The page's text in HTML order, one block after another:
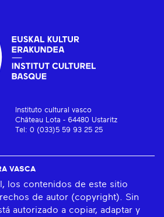
Instituto cultural vasco
Château Lota - 64480 Ustaritz
Tel: 0 (033)5 59 93 25 25
VASCA
los contenidos de este sitio
de autor (copyright). Sin
autorizado a copiar, adaptar y